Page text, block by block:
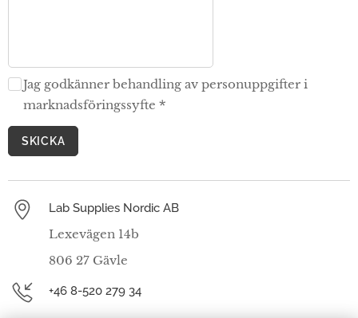
Jag godkänner behandling av personuppgifter i
marknadsföringssyfte
SKICKA
Lab Supplies Nordic AB
Lexevägen 14b
806 27 Gävle
+46 8-520 279 34